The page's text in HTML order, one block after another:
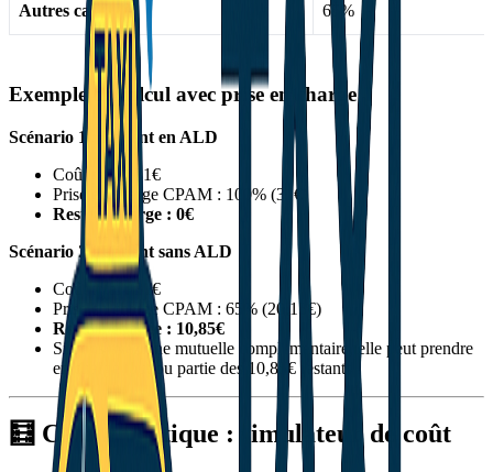
Autres cas 65%
Exemple de calcul avec prise en charge
Scénario 1 : Patient en ALD
Coût total : 31€
Prise en charge CPAM : 100% (31€)
Reste à charge : 0€
Scénario 2 : Patient sans ALD
Coût total : 31€
Prise en charge CPAM : 65% (20,15€)
Reste à charge : 10,85€
Si vous avez une mutuelle complémentaire, elle peut prendre
en charge tout ou partie des 10,85€ restants
🧮 Calcul pratique : simulateur de coût